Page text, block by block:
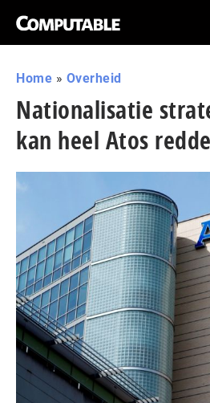
Home » Overheid
Nationalisatie
kan heel Atos